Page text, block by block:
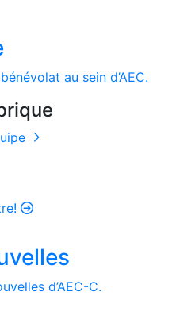
au sein d’AEC.
d’AEC-C.